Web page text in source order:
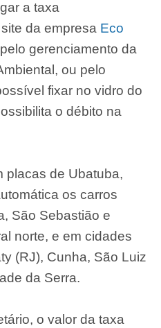
a taxa
da empresa Eco
gerenciamento da
ou pelo
fixar no vidro do
o débito na
placas de Ubatuba,
os carros
São Sebastião e
norte, e em cidades
(RJ), Cunha, São Luiz
da Serra.
o valor da taxa